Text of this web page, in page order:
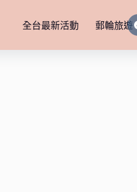
全台最新活動 郵輪旅遊